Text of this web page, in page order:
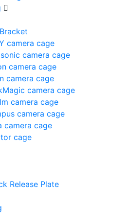
camera cage
camera cage
camera cage
camera cage
camera cage
camera cage
camera cage
camera cage
cage
Release Plate